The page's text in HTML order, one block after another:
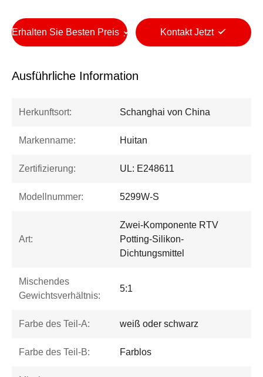
Erhalten Sie Besten Preis Kontakt Jetzt
Ausführliche Information
Herkunftsort: Schanghai von China
Markenname: Huitan
Zertifizierung: UL: E248611
Modellnummer: 5299W-S
Art:
Zwei-Komponente RTV
Potting-Silikon-
Dichtungsmittel
Mischendes
Gewichtsverhältnis:
5:1
Farbe des Teil-A: weiß oder schwarz
Farbe des Teil-B: Farblos